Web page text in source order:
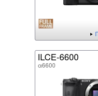
ILCE-6600
α6600